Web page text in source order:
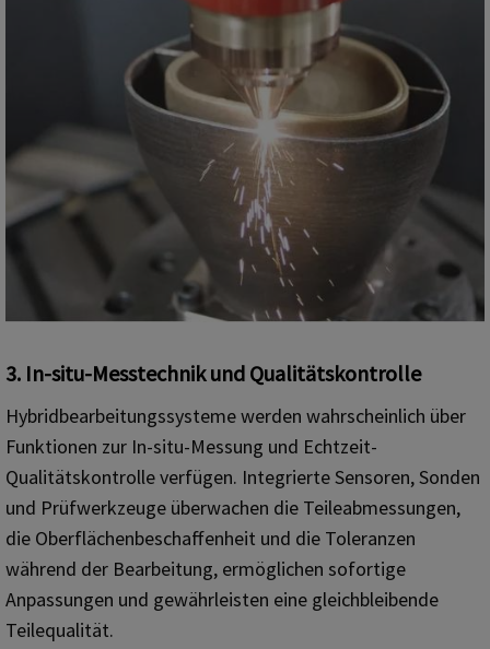
3. In-situ-Messtechnik und Qualitätskontrolle
Hybridbearbeitungssysteme werden wahrscheinlich über
Funktionen zur In-situ-Messung und Echtzeit-
Qualitätskontrolle verfügen. Integrierte Sensoren, Sonden
und Prüfwerkzeuge überwachen die Teileabmessungen,
die Oberflächenbeschaffenheit und die Toleranzen
während der Bearbeitung, ermöglichen sofortige
Anpassungen und gewährleisten eine gleichbleibende
Teilequalität.